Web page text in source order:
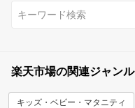
楽天市場の関連ジャンル
キッズ・ベビー・マタニティ